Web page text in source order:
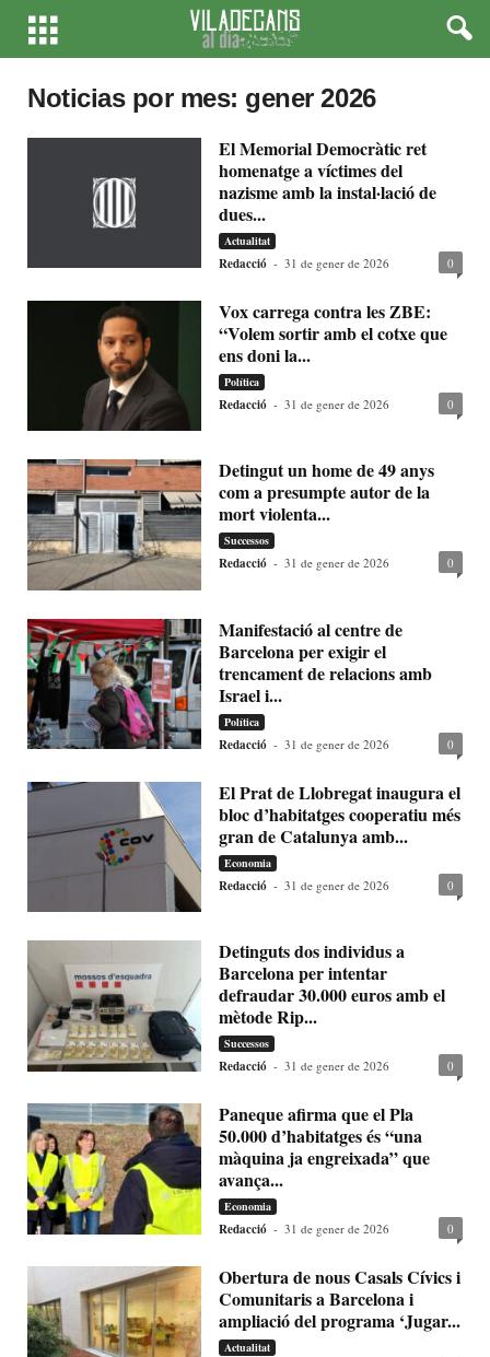
Noticias por mes: gener 2026
El Memorial Democràtic ret
homenatge a víctimes del
nazisme amb la instal·lació de
dues...
Actualitat
Redacció - 31 de gener de 2026 0
Vox carrega contra les ZBE:
“Volem sortir amb el cotxe que
ens doni la...
Política
Redacció - 31 de gener de 2026 0
Detingut un home de 49 anys
com a presumpte autor de la
mort violenta...
Successos
Redacció - 31 de gener de 2026 0
Manifestació al centre de
Barcelona per exigir el
trencament de relacions amb
Israel i...
Política
Redacció - 31 de gener de 2026 0
El Prat de Llobregat inaugura el
bloc d’habitatges cooperatiu més
gran de Catalunya amb...
Economia
Redacció - 31 de gener de 2026 0
Detinguts dos individus a
Barcelona per intentar
defraudar 30.000 euros amb el
mètode Rip...
Successos
Redacció - 31 de gener de 2026 0
Paneque afirma que el Pla
50.000 d’habitatges és “una
màquina ja engreixada” que
avança...
Economia
Redacció - 31 de gener de 2026 0
Obertura de nous Casals Cívics i
Comunitaris a Barcelona i
ampliació del programa ‘Jugar...
Actualitat